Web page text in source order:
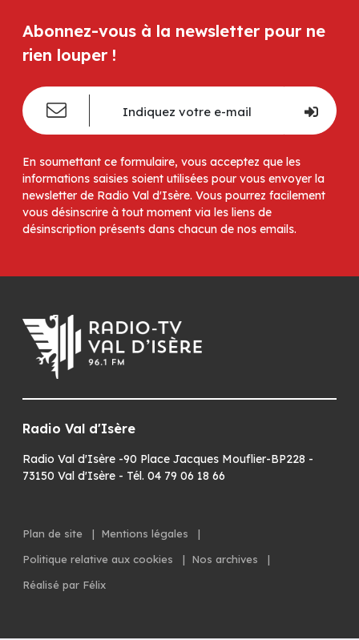
Abonnez-vous à la newsletter pour ne
rien louper !
En soumettant ce formulaire, vous acceptez que les
informations saisies soient utilisées pour vous envoyer la
newsletter de Radio Val d'Isère. Vous pourrez facilement
vous désinscrire à tout moment via les liens de
désinscription présents dans chacun de nos emails.
Radio Val d'Isère
Radio Val d'Isère -90 Place Jacques Mouflier-BP228 -
73150 Val d'Isère - Tél. 04 79 06 18 66
Plan de site | Mentions légales
|
Politique relative aux cookies
| Nos archives
|
Réalisé par Félix